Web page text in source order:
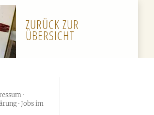
ZURÜCK ZUR
ÜBERSICHT
Jobs im